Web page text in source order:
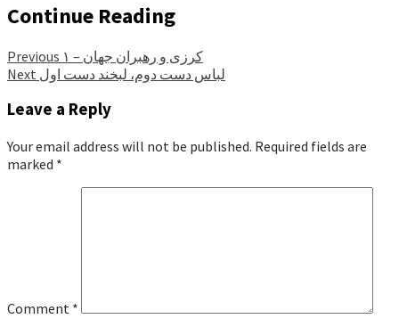
Continue Reading
Previous
کرزی و رهبران جهان – ۱
Next لباس دست دوم، لبخند دست اول
Leave a Reply
Your email address will not be published. Required fields are
marked *
Comment *